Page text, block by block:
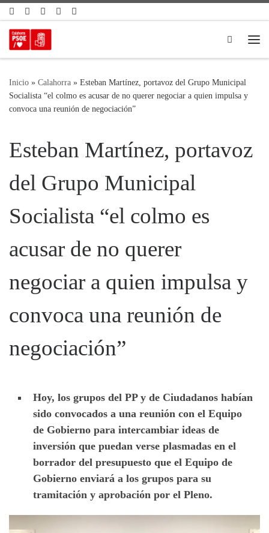
Saltar al contenido
Search
Inicio » Calahorra » Esteban Martínez, portavoz del Grupo Municipal
Socialista “el colmo es acusar de no querer negociar a quien impulsa y
convoca una reunión de negociación”
Esteban Martínez, portavoz
del Grupo Municipal
Socialista “el colmo es
acusar de no querer
negociar a quien impulsa y
convoca una reunión de
negociación”
Hoy, los grupos del PP y de Ciudadanos habían
sido convocados a una reunión con el Equipo
de Gobierno para intercambiar ideas de
inversión que puedan verse plasmadas en el
borrador del presupuesto que el Equipo de
Gobierno enviará a los grupos para su
tramitación y aprobación por el Pleno.